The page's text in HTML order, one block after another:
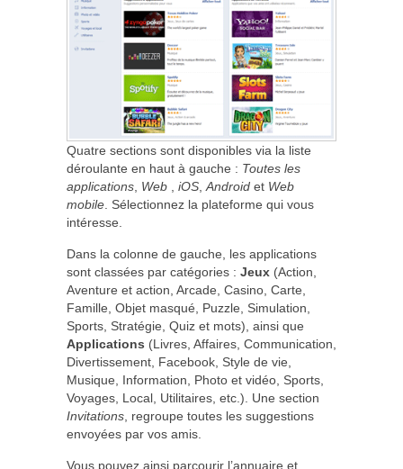
Quatre sections sont disponibles via la liste
déroulante en haut à gauche : Toutes les
applications Web iOS Android et Web
mobile . Sélectionnez la plateforme qui vous
intéresse.
Dans la colonne de gauche, les applications
sont classées par catégories : Jeux (Action,
Aventure et action, Arcade, Casino, Carte,
Famille, Objet masqué, Puzzle, Simulation,
Sports, Stratégie, Quiz et mots), ainsi que
Applications (Livres, Affaires, Communication,
Divertissement, Facebook, Style de vie,
Musique, Information, Photo et vidéo, Sports,
Voyages, Local, Utilitaires, etc.). Une section
Invitations , regroupe toutes les suggestions
envoyées par vos amis.
Vous pouvez ainsi parcourir l’annuaire et